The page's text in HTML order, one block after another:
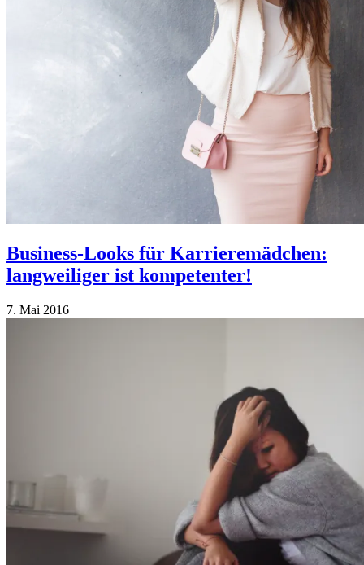
Business-Looks für Karrieremädchen:
langweiliger ist kompetenter!
7. Mai 2016